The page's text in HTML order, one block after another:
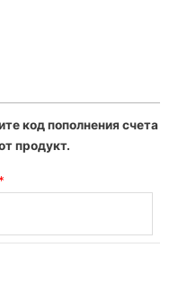
код пополнения счета
продукт.
*